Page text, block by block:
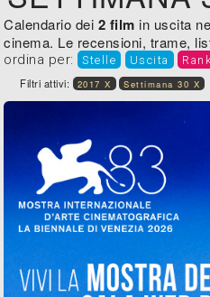
Calendario dei 2 film in uscita
cinema. Le recensioni, trame,
ordina per: Stelle Uscita Rank
Filtri attivi: 2017 X Settimana 30 X